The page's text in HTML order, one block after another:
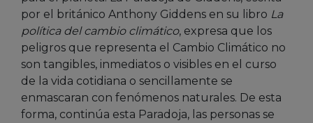
por el británico Anthony Giddens en su libro La
política del cambio climático, expresa que los
peligros que representa el Cambio Climático no
son tangibles, inmediatos o visibles en el curso
de la vida cotidiana o sencillamente se
enmascaran con fenómenos naturales. De esta
forma, continúa esta Paradoja, las personas se